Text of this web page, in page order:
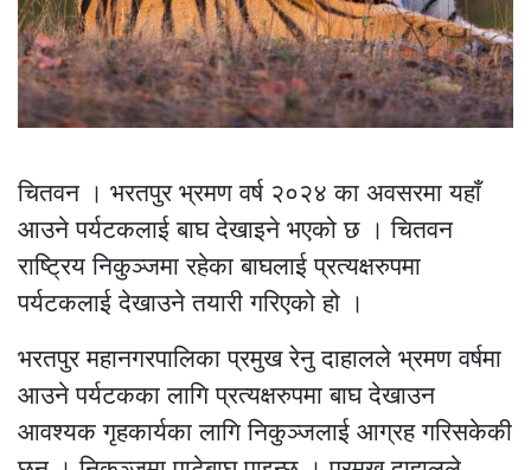
चितवन । भरतपुर भ्रमण वर्ष २०२४ का अवसरमा यहाँ
आउने पर्यटकलाई बाघ देखाइने भएको छ । चितवन
राष्ट्रिय निकुञ्जमा रहेका बाघलाई प्रत्यक्षरुपमा
पर्यटकलाई देखाउने तयारी गरिएको हो ।
भरतपुर महानगरपालिका प्रमुख रेनु दाहालले भ्रमण वर्षमा
आउने पर्यटकका लागि प्रत्यक्षरुपमा बाघ देखाउन
आवश्यक गृहकार्यका लागि निकुञ्जलाई आग्रह गरिसकेकी